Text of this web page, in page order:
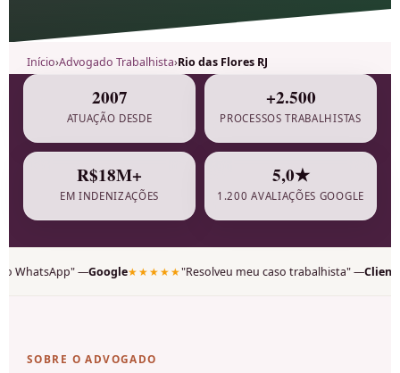
Início›Advogado Trabalhista›Rio das Flores RJ
Atualizado: março 2026
2007
ATUAÇÃO DESDE
+2.500
PROCESSOS TRABALHISTAS
R$18M+
EM INDENIZAÇÕES
5,0★
1.200 AVALIAÇÕES GOOGLE
★★★★★"Resolveu meu caso trabalhista" —Cliente ★★★★★
SOBRE O ADVOGADO